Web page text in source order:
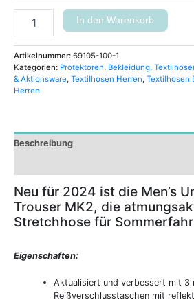
In den Warenkorb
Artikelnummer: 69105-100-1
Kategorien: Protektoren, Bekleidung,
& Aktionsware, Textilhosen Herren, Textilhosen
Herren
Beschreibung
Neu für 2024 ist die Men’s
Trouser MK2, die
Stretchhose für
Eigenschaften:
Aktualisiert und verbessert mit 3
Reißverschlusstaschen mit